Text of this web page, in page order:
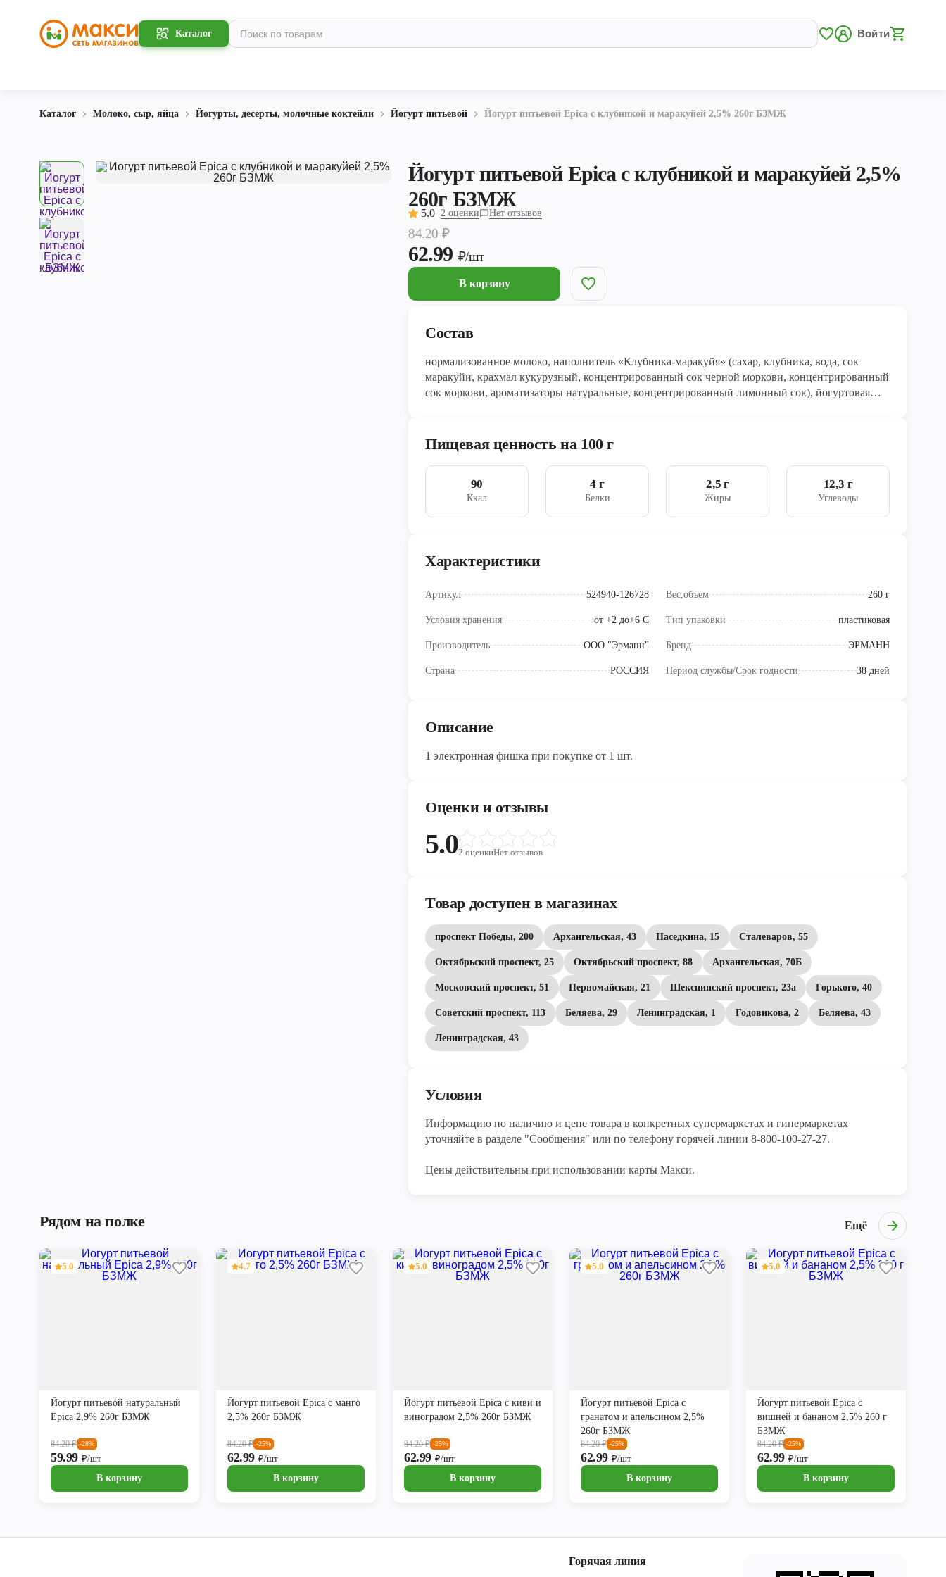
Каталог Войти
Каталог Молоко, сыр, яйца Йогурты, десерты, молочные коктейли Йогурт питьевой Йогурт питьевой Epica с клубникой и маракуйей 2,5% 260г БЗМЖ
Йогурт питьевой Epica с клубникой и маракуйей 2,5%
260г БЗМЖ
5.0 2 оценки Нет отзывов
84.20₽
62.99 ₽/шт
В корзину
Состав
нормализованное молоко, наполнитель «Клубника-маракуйя» (сахар, клубника, вода, сок
маракуйи, крахмал кукурузный, концентрированный сок черной моркови, концентрированный
сок моркови, ароматизаторы натуральные, концентрированный лимонный сок), йогуртовая
Пищевая ценность на 100 г
90
Ккал
4 г
Белки
2,5 г
Жиры
12,3 г
Углеводы
Характеристики
Артикул 524940-126728 Вес,объем 260 г
Условия хранения от +2 до+6 С Тип упаковки пластиковая
Производитель ООО "Эрманн" Бренд ЭРМАНН
Страна РОССИЯ Период службы/Срок годности 38 дней
Описание
1 электронная фишка при покупке от 1 шт.
Оценки и отзывы
5.02 оценкиНет отзывов
Товар доступен в магазинах
проспект Победы, 200 Архангельская, 43 Наседкина, 15 Сталеваров, 55
Октябрьский проспект, 25 Октябрьский проспект, 88 Архангельская, 70Б
Московский проспект, 51 Первомайская, 21 Шекснинский проспект, 23а Горького, 40
Советский проспект, 113 Беляева, 29 Ленинградская, 1 Годовикова, 2 Беляева, 43
Ленинградская, 43
Условия
Информацию по наличию и цене товара в конкретных супермаркетах и гипермаркетах
уточняйте в разделе "Сообщения" или по телефону горячей линии 8-800-100-27-27.
Цены действительны при использовании карты Макси.
Рядом на полке Ещё
5.0
Йогурт питьевой натуральный
Epica 2,9% 260г БЗМЖ
84.20₽ -28%
59.99 ₽/шт
В корзину
4.7
Йогурт питьевой Epica с манго
2,5% 260г БЗМЖ
84.20₽ -25%
62.99 ₽/шт
В корзину
5.0
Йогурт питьевой Epica с киви и
виноградом 2,5% 260г БЗМЖ
84.20₽ -25%
62.99 ₽/шт
В корзину
5.0
Йогурт питьевой Epica с
гранатом и апельсином 2,5%
260г БЗМЖ
84.20₽ -25%
62.99 ₽/шт
В корзину
5.0
Йогурт питьевой Epica с
вишней и бананом 2,5% 260 г
БЗМЖ
84.20₽ -25%
62.99 ₽/шт
В корзину
Горячая линия